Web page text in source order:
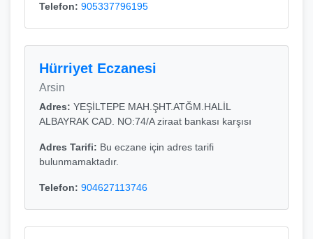
Telefon: 905337796195
Hürriyet Eczanesi
Arsin
Adres: YEŞİLTEPE MAH.ŞHT.ATĞM.HALİL
ALBAYRAK CAD. NO:74/A ziraat bankası karşısı
Adres Tarifi: Bu eczane için adres tarifi
bulunmamaktadır.
Telefon: 904627113746